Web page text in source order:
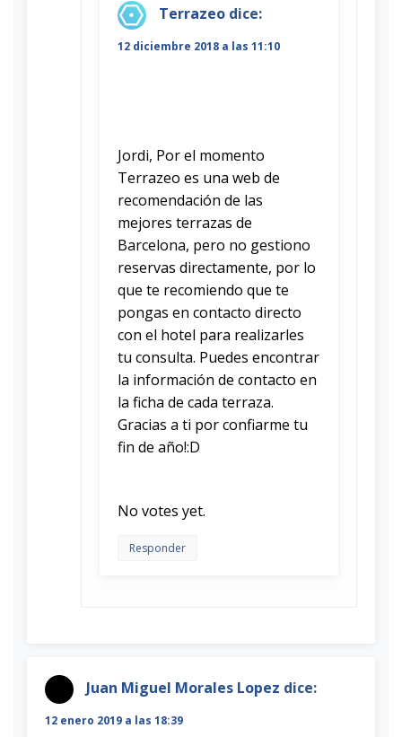
Terrazeo dice:
12 diciembre 2018 a las 11:10
Jordi, Por el momento
Terrazeo es una web de
recomendación de las
mejores terrazas de
Barcelona, pero no gestiono
reservas directamente, por lo
que te recomiendo que te
pongas en contacto directo
con el hotel para realizarles
tu consulta. Puedes encontrar
la información de contacto en
la ficha de cada terraza.
Gracias a ti por confiarme tu
fin de año!:D
No votes yet.
Responder
Juan Miguel Morales Lopez dice:
12 enero 2019 a las 18:39